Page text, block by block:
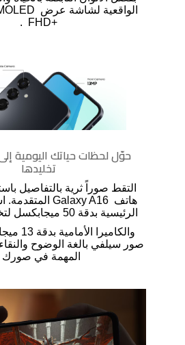
الواقعية لشاشة عرض
FHD+
.
حوّل لحظات حياتك اليومية
تخليدها
التقط صوراً ثرية بالتفاصيل
هاتف Galaxy A16 المتقدمة.
الرئيسية بدقة 50 ميجابكسل لتخليد الذكريات
صور سيلفي بالغة الوضوح
المهمة في صورك